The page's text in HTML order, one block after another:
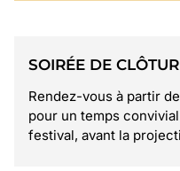
SOIRÉE DE
Rendez-vous à partir
pour un temps
festival, avant la